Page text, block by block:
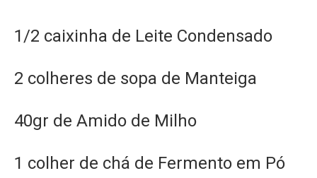
1/2 caixinha de Leite Condensado
2 colheres de sopa de Manteiga
40gr de Amido de Milho
1 colher de chá de Fermento em Pó